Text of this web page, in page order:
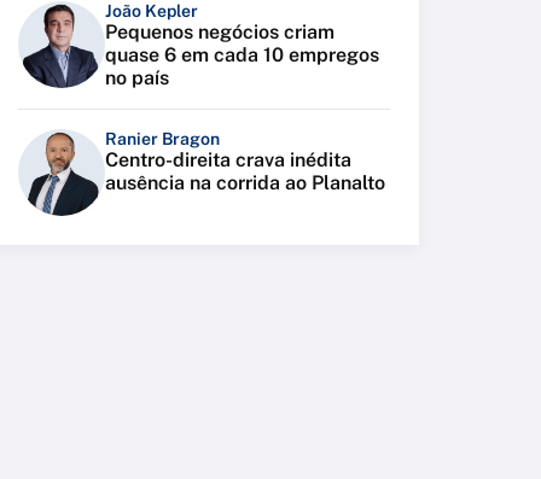
João Kepler
Pequenos negócios criam
quase 6 em cada 10 empregos
no país
Ranier Bragon
Centro-direita crava inédita
ausência na corrida ao Planalto